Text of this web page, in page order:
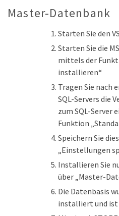
Master-Datenbank
Starten Sie den
Starten Sie die
mittels der
installieren“
Tragen Sie nach
SQL-Servers die
zum SQL-Server
Funktion
Speichern Sie
„Einstellungen
Installieren Sie
über „Master-
Die Datenbasis
installiert und ist